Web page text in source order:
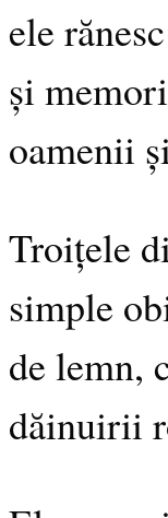
ele
și
oamenii
Troițele
simple
de lemn,
dăinuirii